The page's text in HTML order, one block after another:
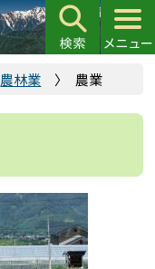
農林業 農業